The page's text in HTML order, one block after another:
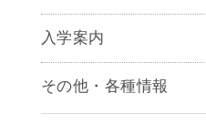
声優学科
入学案内
募集要項
早期出願制度・AOエ
その他・各種情報
アクセス